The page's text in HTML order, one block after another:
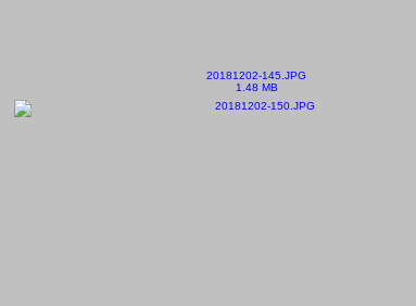
20181202-145.JPG
1.48 MB